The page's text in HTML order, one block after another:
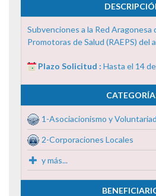
Subvenciones a la Red Aragonesa
Promotoras de Salud (RAEPS) del
Plazo Solicitud : Hasta el 14
1-Asociacionismo y
2-Corporaciones Locales
y más...